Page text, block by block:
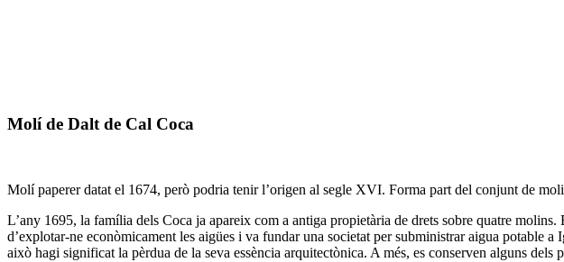
Molí de Dalt de Cal Coca
Molí paperer datat el 1674, però podria tenir l’origen al segle XVI. Forma part del conjunt de
L’any 1695, la família dels Coca ja apareix com a antiga propietària de drets sobre quatre
d’explotar-ne econòmicament les aigües i va fundar una societat per subministrar aigua potable
això hagi significat la pèrdua de la seva essència arquitectònica. A més, es conserven alguns